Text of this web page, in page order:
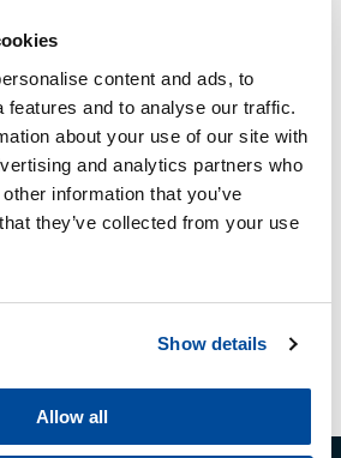
content and ads, to
features and to analyse our traffic.
about your use of our site with
and analytics partners who
information that you’ve
they’ve collected from your use
Show details
Allow all
loves sportive cars, social
content.